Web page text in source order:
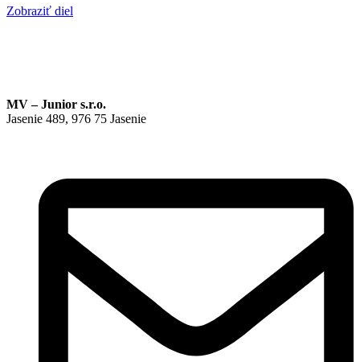
Zobraziť diel
MV – Junior s.r.o.
Jasenie 489, 976 75 Jasenie